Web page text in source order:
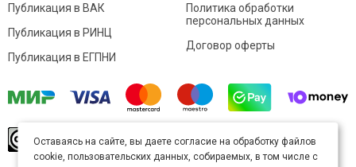
Публикация в ВАК
Публикация в РИНЦ
Публикация в ЕГПНИ
Политика обработки
персональных данных
Договор оферты
произведение доступно полицензии Creative
Commons «Attribution» («Атрибуция») 4.0
Оставаясь на сайте, вы даете согласие на обработку файлов
cookie, пользовательских данных, собираемых, в том числе с